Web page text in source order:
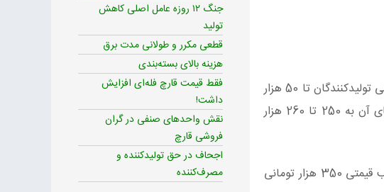
که در تاریخ 24 خرداد، پیش از شروع جنگ، بصورت عمده 80 هزار تومان بود (حتی به اذعان برخی تولیدکنندگان تا 50 هزار
تومان هم فروخته می‌شد)، پس از جنگ دوازده‌ روزه به‌یکباره با افزایش انفجاری قیمت مواجه شد. بطوریکه بهای آن به 250 تا 260 هزار
این محصول قبل از جنگ، با قیمت 120 هزار تومان بدست مصرف‌کننده می‌رسید. اما امروز در فروشگاه‌ها برچسب قیمتی 350 هزار تومانی
جنگ ۱۲ روزه عامل اصلی کاهش
تولید
قطعی مکرر و طولانی مدت برق
هزینه بالای بسته‌بندی
فقط قیمت قارچ فله‌ای افزایش
داشت!
نقش واحدهای صنفی در گران
فروشی قارچ
اجحاف در حق تولیدکننده و
مصرف‌کننده